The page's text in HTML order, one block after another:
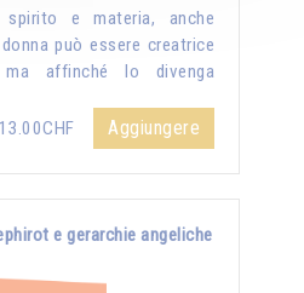
e materia, anche
può essere creatrice
affinché lo divenga
13.00CHF Aggiungere
e gerarchie angeliche